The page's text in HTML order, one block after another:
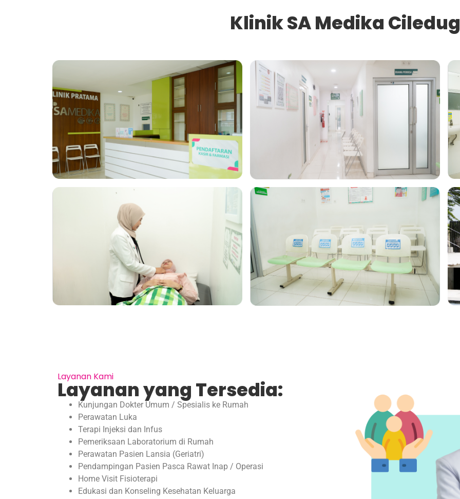
Klinik SA Medika Ciledug
Layanan Kami
Layanan yang Tersedia:
Kunjungan Dokter Umum / Spesialis ke Rumah
Perawatan Luka
Terapi Injeksi dan Infus
Pemeriksaan Laboratorium di Rumah
Perawatan Pasien Lansia (Geriatri)
Pendampingan Pasien Pasca Rawat Inap / Operasi
Home Visit Fisioterapi
Edukasi dan Konseling Kesehatan Keluarga